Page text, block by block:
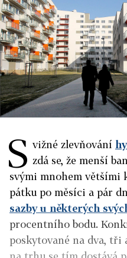
S vižné zlevňování
zdá se, že menší
svými mnohem většími
pátku po měsíci a pár
sazby u některých
procentního bodu.
poskytované na dva, tři